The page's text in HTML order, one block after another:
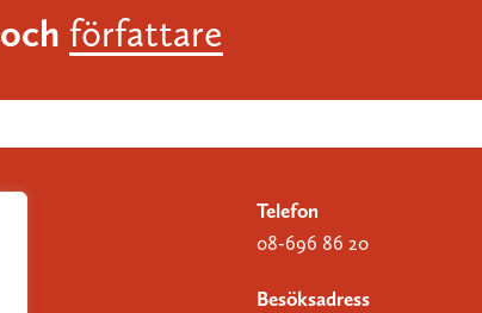
och författare
Telefon
08-696 86 20
Besöksadress